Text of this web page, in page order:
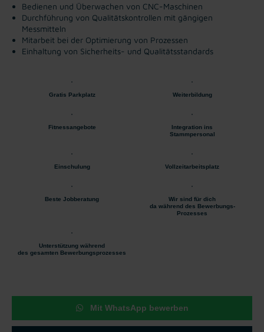
Bedienen und Überwachen von CNC-Maschinen
Durchführung von Qualitätskontrollen mit gängigen
Messmitteln ​
Mitarbeit bei der Optimierung von Prozessen
Einhaltung von Sicherheits- und Qualitätsstandards
Gratis Parkplatz Weiterbildung
Fitnessangebote
Integration ins
Stammpersonal
Einschulung Vollzeitarbeitsplatz
Beste Jobberatung
Wir sind für dich
da während des Bewerbungs-
Prozesses
Unterstützung während
des gesamten Bewerbungsprozesses
Mit WhatsApp bewerben